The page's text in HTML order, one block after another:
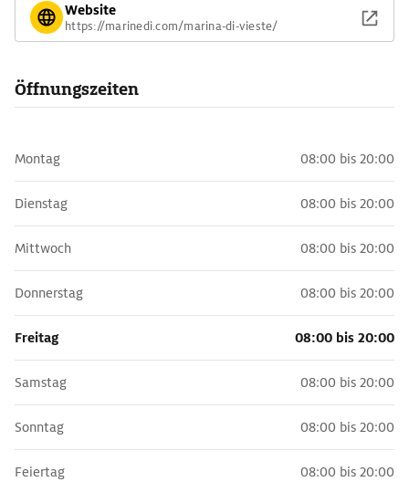
Website
https://marinedi.com/marina-di-vieste/
Öffnungszeiten
Montag 08:00 bis 20:00
Dienstag 08:00 bis 20:00
Mittwoch 08:00 bis 20:00
Donnerstag 08:00 bis 20:00
Freitag 08:00 bis 20:00
Samstag 08:00 bis 20:00
Sonntag 08:00 bis 20:00
Feiertag 08:00 bis 20:00